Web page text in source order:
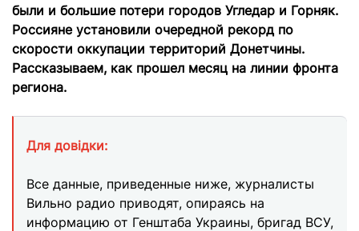
были и большие потери городов Угледар и Горняк.
Россияне установили очередной рекорд по
скорости оккупации территорий Донетчины.
Рассказываем, как прошел месяц на линии фронта
региона.
Для довідки:
Все данные, приведенные ниже, журналисты
Вильно радио приводят, опираясь на
информацию от Генштаба Украины, бригад ВСУ,